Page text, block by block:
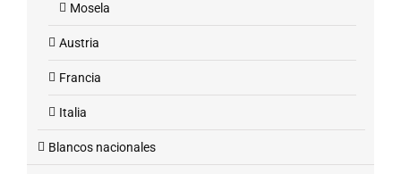
Mosela
Austria
Francia
Italia
Blancos nacionales